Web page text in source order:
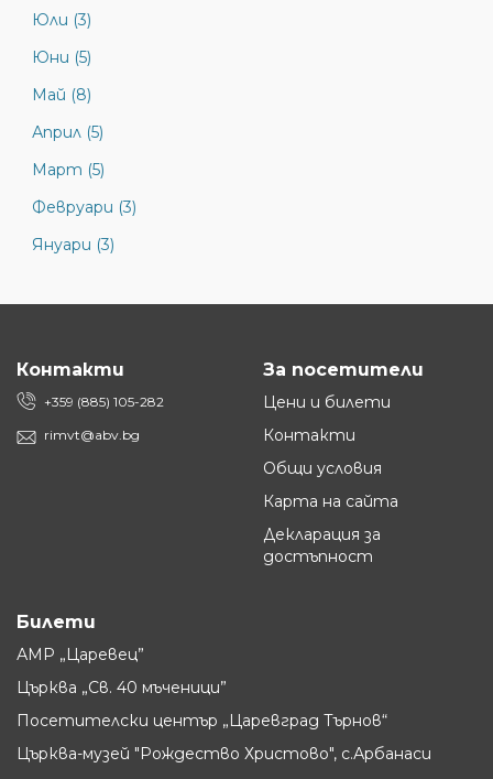
Юли (3)
Юни (5)
Май (8)
Април (5)
Март (5)
Февруари (3)
Януари (3)
Контакти
+359 (885) 105-282
rimvt@abv.bg
За посетители
Цени и билети
Контакти
Общи условия
Карта на сайта
Декларация за
достъпност
Билети
АМР „Царевец”
Църква „Св. 40 мъченици”
Посетителски център „Царевград Търнов“
Църква-музей "Рождество Христово", с.Арбанаси